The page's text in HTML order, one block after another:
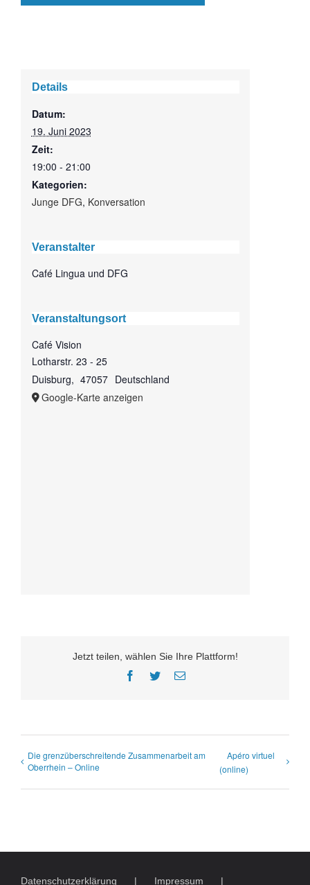
Details
Datum:
19. Juni 2023
Zeit:
19:00 - 21:00
Kategorien:
Junge DFG, Konversation
Veranstalter
Café Lingua und DFG
Veranstaltungsort
Café Vision
Lotharstr. 23 - 25
Duisburg, 47057 Deutschland
Google-Karte anzeigen
Jetzt teilen, wählen Sie Ihre Plattform!
Facebook
TwitterE-
Die grenzüberschreitende Zusammenarbeit am
Oberrhein – Online
Apéro virtuel
(online)
Datenschutzerklärung Impressum